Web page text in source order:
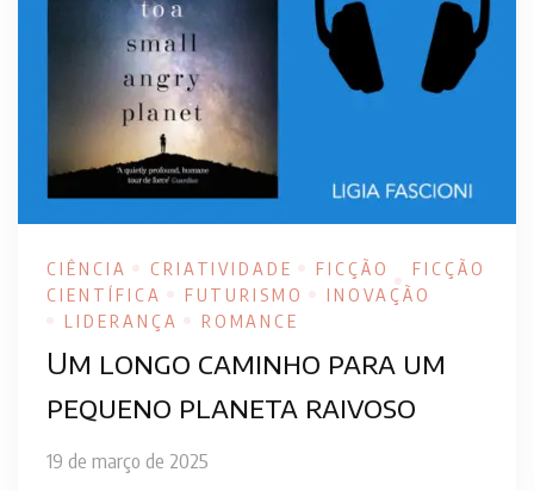
CIÊNCIA CRIATIVIDADE FICÇÃO
FICÇÃO
CIENTÍFICA
FUTURISMO
INOVAÇÃO
LIDERANÇA
ROMANCE
Um longo caminho para um
pequeno planeta raivoso
19 de março de 2025